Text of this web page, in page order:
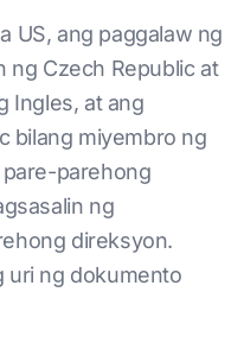
US, ang paggalaw ng
ng Czech Republic at
Ingles, at ang
bilang miyembro ng
pare-parehong
ng
direksyon.
uri ng dokumento